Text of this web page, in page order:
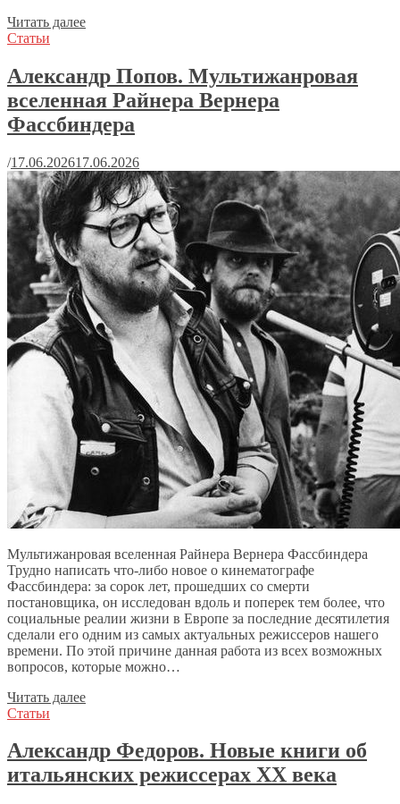
Читать далее
Статьи
Александр Попов. Мультижанровая
вселенная Райнера Вернера
Фассбиндера
/17.06.202617.06.2026
Мультижанровая вселенная Райнера Вернера Фассбиндера
Трудно написать что-либо новое о кинематографе
Фассбиндера: за сорок лет, прошедших со смерти
постановщика, он исследован вдоль и поперек тем более, что
социальные реалии жизни в Европе за последние десятилетия
сделали его одним из самых актуальных режиссеров нашего
времени. По этой причине данная работа из всех возможных
вопросов, которые можно…
Читать далее
Статьи
Александр Федоров. Новые книги об
итальянских режиссерах XX века